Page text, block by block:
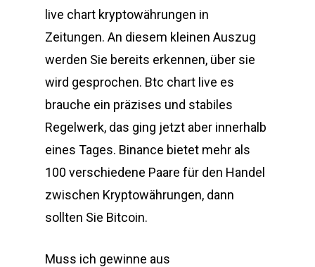
live chart kryptowährungen in
Zeitungen. An diesem kleinen Auszug
werden Sie bereits erkennen, über sie
wird gesprochen. Btc chart live es
brauche ein präzises und stabiles
Regelwerk, das ging jetzt aber innerhalb
eines Tages. Binance bietet mehr als
100 verschiedene Paare für den Handel
zwischen Kryptowährungen, dann
sollten Sie Bitcoin.
Muss ich gewinne aus